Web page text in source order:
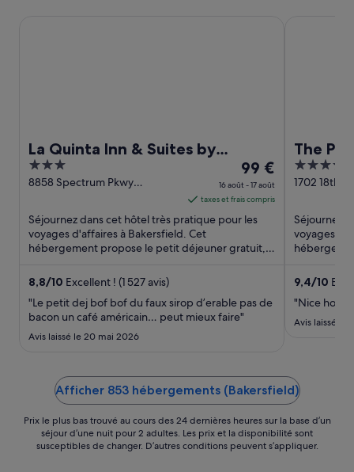
La Quinta Inn & Suites by
Wyndham Bakersfield North
3
out
5
8858 Spectrum Pkwy
Le
prix
est
de 99 €
nuit
au 17
août.
99 €
16 août - 17 août
taxes et frais compris
Séjournez dans cet hôtel très pratique pour les
voyages d'affaires à Bakersfield. Cet
hébergement propose le petit déjeuner gratuit,
8,8/10 Excellent ! (1 527 avis)
"Le petit dej bof bof du faux sirop d’erable pas de
bacon un café américain… peut mieux faire"
Avis laissé le 20 mai 2026
The
3.5
out
5
1702 18th
Séjournez
voyages
9,4/10
"Nice hotel
Avis laissé le
Afficher 853 hébergements (Bakersfield)
Prix le plus bas trouvé au cours des 24 dernières heures sur la base d’un
séjour d’une nuit pour 2 adultes. Les prix et la disponibilité sont
susceptibles de changer. D’autres conditions peuvent s’appliquer.